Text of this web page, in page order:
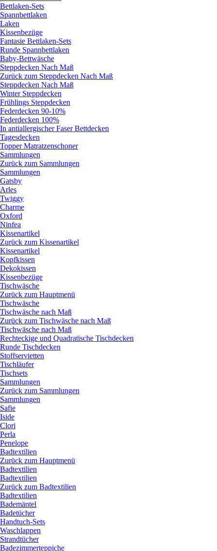
Bettlaken-Sets
Spannbettlaken
Laken
Kissenbezüge
Fantasie Bettlaken-Sets
Runde Spannbettlaken
Baby-Bettwäsche
Steppdecken Nach Maß
Zurück zum Steppdecken Nach Maß
Steppdecken Nach Maß
Winter Steppdecken
Frühlings Steppdecken
Federdecken 90-10%
Federdecken 100%
In antiallergischer Faser Bettdecken
Tagesdecken
Topper Matratzenschoner
Sammlungen
Zurück zum Sammlungen
Sammlungen
Gatsby
Arles
Twiggy
Charme
Oxford
Ninfea
Kissenartikel
Zurück zum Kissenartikel
Kissenartikel
Kopfkissen
Dekokissen
Kissenbezüge
Tischwäsche
Zurück zum Hauptmenü
Tischwäsche
Tischwäsche nach Maß
Zurück zum Tischwäsche nach Maß
Tischwäsche nach Maß
Rechteckige und Quadratische Tischdecken
Runde Tischdecken
Stoffservietten
Tischläufer
Tischsets
Sammlungen
Zurück zum Sammlungen
Sammlungen
Safie
Iside
Clori
Perla
Penelope
Badtextilien
Zurück zum Hauptmenü
Badtextilien
Badtextilien
Zurück zum Badtextilien
Badtextilien
Bademäntel
Badetücher
Handtuch-Sets
Waschlappen
Strandtücher
Badezimmerteppiche